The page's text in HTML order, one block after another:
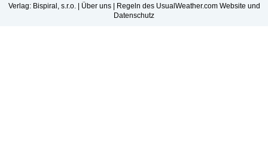
Verlag: Bispiral, s.r.o. | Über uns| Regeln des UsualWeather.com Website und
Datenschutz